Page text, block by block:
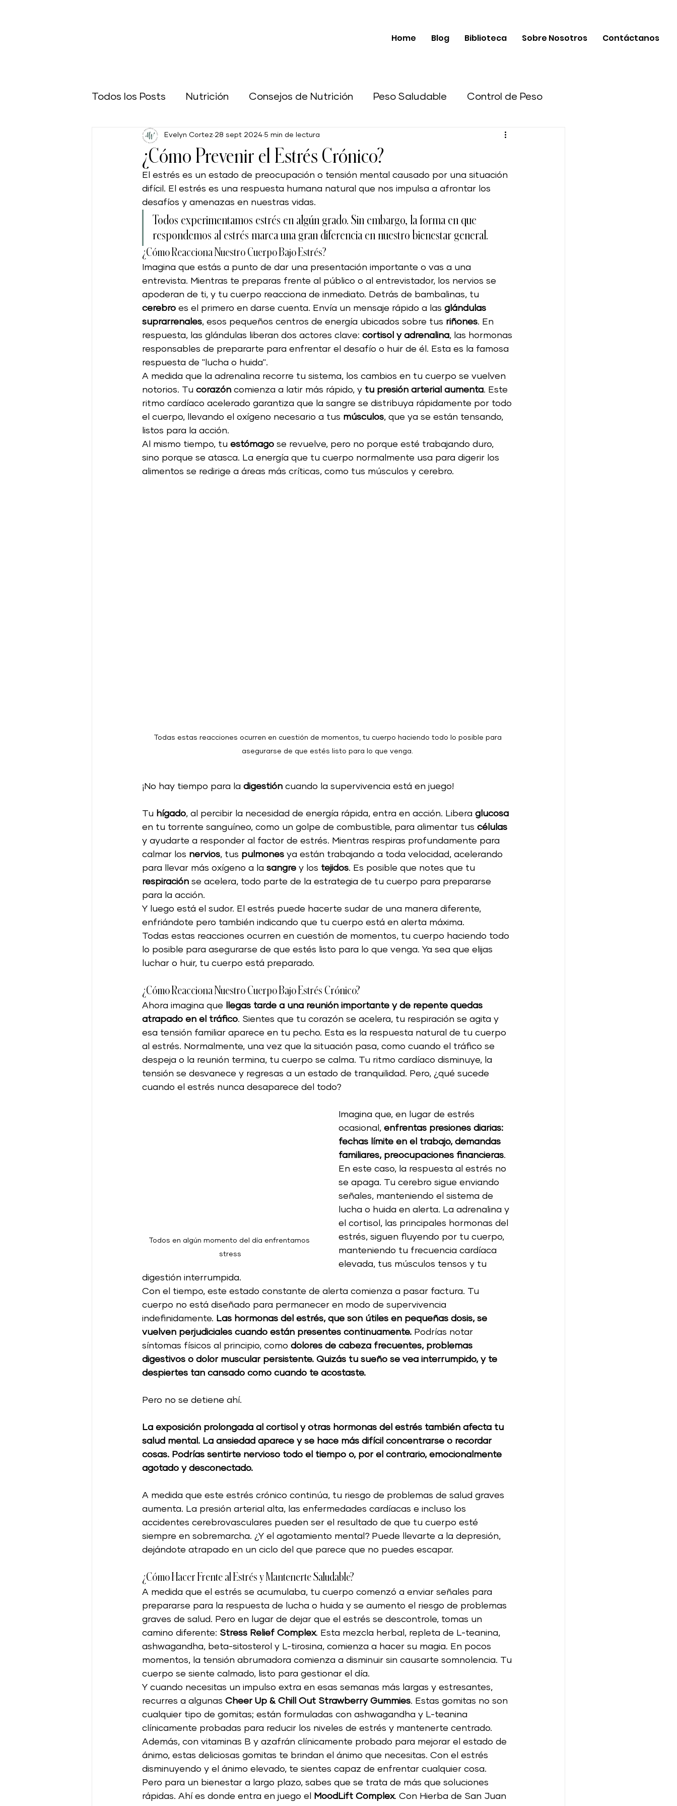
Home Blog Biblioteca Sobre Nosotros Contáctanos
Todos los Posts Nutrición Consejos de Nutrición Peso Saludable Control de Peso
Deportes Control de Peso Casa Sostenible
Belleza y Cuidado de la Piel Piel y Cabello Saludable Ejercicio y Fitness
Ejercicio y Fitness Vida Ecológica Vida Ecológica Oportunidad de Negocios
Oportunidad de Negocios Vegan limpiadores orgánicos
Cólageno Huesos saludables Cáncer Salud mental cabello saludable
Digestión Saludable Vitaminas, Estrés Piel Niños saludables
¿Cómo Prevenir el Estrés Crónico?
Evelyn Cortez 28 sept 2024 5 min de lectura
El estrés es un estado de preocupación o tensión mental causado por una situación
difícil. El estrés es una respuesta humana natural que nos impulsa a afrontar los
desafíos y amenazas en nuestras vidas.
Todos experimentamos estrés en algún grado. Sin embargo, la forma en que
respondemos al estrés marca una gran diferencia en nuestro bienestar general.
¿Cómo Reacciona Nuestro Cuerpo Bajo Estrés?
Imagina que estás a punto de dar una presentación importante o vas a una
entrevista. Mientras te preparas frente al público o al entrevistador, los nervios se
apoderan de ti, y tu cuerpo reacciona de inmediato. Detrás de bambalinas, tu
cerebro es el primero en darse cuenta. Envía un mensaje rápido a las glándulas
suprarrenales, esos pequeños centros de energía ubicados sobre tus riñones. En
respuesta, las glándulas liberan dos actores clave: cortisol y adrenalina, las hormonas
responsables de prepararte para enfrentar el desafío o huir de él. Esta es la famosa
respuesta de "lucha o huida".
A medida que la adrenalina recorre tu sistema, los cambios en tu cuerpo se vuelven
notorios. Tu corazón comienza a latir más rápido, y tu presión arterial aumenta. Este
ritmo cardíaco acelerado garantiza que la sangre se distribuya rápidamente por todo
el cuerpo, llevando el oxígeno necesario a tus músculos, que ya se están tensando,
listos para la acción.
Al mismo tiempo, tu estómago se revuelve, pero no porque esté trabajando duro,
sino porque se atasca. La energía que tu cuerpo normalmente usa para digerir los
alimentos se redirige a áreas más críticas, como tus músculos y cerebro.
Todas estas reacciones ocurren en cuestión de momentos, tu cuerpo haciendo todo lo posible para
asegurarse de que estés listo para lo que venga.
¡No hay tiempo para la digestión cuando la supervivencia está en juego!
Tu hígado, al percibir la necesidad de energía rápida, entra en acción. Libera glucosa
en tu torrente sanguíneo, como un golpe de combustible, para alimentar tus células
y ayudarte a responder al factor de estrés. Mientras respiras profundamente para
calmar los nervios, tus pulmones ya están trabajando a toda velocidad, acelerando
para llevar más oxígeno a la sangre y los tejidos. Es posible que notes que tu
respiración se acelera, todo parte de la estrategia de tu cuerpo para prepararse
para la acción.
Y luego está el sudor. El estrés puede hacerte sudar de una manera diferente,
enfriándote pero también indicando que tu cuerpo está en alerta máxima.
Todas estas reacciones ocurren en cuestión de momentos, tu cuerpo haciendo todo
lo posible para asegurarse de que estés listo para lo que venga. Ya sea que elijas
luchar o huir, tu cuerpo está preparado.
¿Cómo Reacciona Nuestro Cuerpo Bajo Estrés Crónico?
Ahora imagina que
llegas tarde a una reunión importante y de repente quedas
atrapado en el tráfico. Sientes que tu corazón se acelera, tu respiración se agita y
esa tensión familiar aparece en tu pecho. Esta es la respuesta natural de tu cuerpo
al estrés. Normalmente, una vez que la situación pasa, como cuando el tráfico se
despeja o la reunión termina, tu cuerpo se calma. Tu ritmo cardíaco disminuye, la
tensión se desvanece y regresas a un estado de tranquilidad. Pero, ¿qué sucede
cuando el estrés nunca desaparece del todo?
Todos en algún momento del día enfrentamos
stress
Imagina que, en lugar de estrés
ocasional, enfrentas presiones diarias:
fechas límite en el trabajo, demandas
familiares, preocupaciones financieras.
En este caso, la respuesta al estrés no
se apaga. Tu cerebro sigue enviando
señales, manteniendo el sistema de
lucha o huida en alerta. La adrenalina y
el cortisol, las principales hormonas del
estrés, siguen fluyendo por tu cuerpo,
manteniendo tu frecuencia cardíaca
elevada, tus músculos tensos y tu
digestión interrumpida.
Con el tiempo, este estado constante de alerta comienza a pasar factura. Tu
cuerpo no está diseñado para permanecer en modo de supervivencia
indefinidamente. Las hormonas del estrés, que son útiles en pequeñas dosis, se
vuelven perjudiciales cuando están presentes continuamente. Podrías notar
síntomas físicos al principio, como dolores de cabeza frecuentes, problemas
digestivos o dolor muscular persistente. Quizás tu sueño se vea interrumpido, y te
despiertes tan cansado como cuando te acostaste.
Pero no se detiene ahí.
La exposición prolongada al cortisol y otras hormonas del estrés también afecta tu
salud mental. La ansiedad aparece y se hace más difícil concentrarse o recordar
cosas. Podrías sentirte nervioso todo el tiempo o, por el contrario, emocionalmente
agotado y desconectado.
A medida que este estrés crónico continúa, tu riesgo de problemas de salud graves
aumenta. La presión arterial alta, las enfermedades cardíacas e incluso los
accidentes cerebrovasculares pueden ser el resultado de que tu cuerpo esté
siempre en sobremarcha. ¿Y el agotamiento mental? Puede llevarte a la depresión,
dejándote atrapado en un ciclo del que parece que no puedes escapar.
¿Cómo Hacer Frente al Estrés y Mantenerte Saludable?
A medida que el estrés se acumulaba, tu cuerpo comenzó a enviar señales para
prepararse para la respuesta de lucha o huida y se aumento el riesgo de problemas
graves de salud. Pero en lugar de dejar que el estrés se descontrole, tomas un
camino diferente: Stress Relief Complex. Esta mezcla herbal, repleta de L-teanina,
ashwagandha, beta-sitosterol y L-tirosina, comienza a hacer su magia. En pocos
momentos, la tensión abrumadora comienza a disminuir sin causarte somnolencia. Tu
cuerpo se siente calmado, listo para gestionar el día.
Y cuando necesitas un impulso extra en esas semanas más largas y estresantes,
recurres a algunas Cheer Up & Chill Out Strawberry Gummies. Estas gomitas no son
cualquier tipo de gomitas; están formuladas con ashwagandha y L-teanina
clínicamente probadas para reducir los niveles de estrés y mantenerte centrado.
Además, con vitaminas B y azafrán clínicamente probado para mejorar el estado de
ánimo, estas deliciosas gomitas te brindan el ánimo que necesitas. Con el estrés
disminuyendo y el ánimo elevado, te sientes capaz de enfrentar cualquier cosa.
Pero para un bienestar a largo plazo, sabes que se trata de más que soluciones
rápidas. Ahí es donde entra en juego el
MoodLift Complex. Con Hierba de San Juan